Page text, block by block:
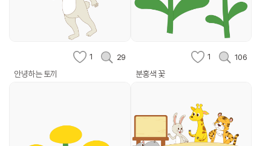
1 29
안녕하는 토끼
1 106
분홍색 꽃